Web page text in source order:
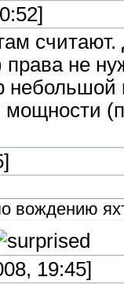
не
мощности
вождению
19:45]